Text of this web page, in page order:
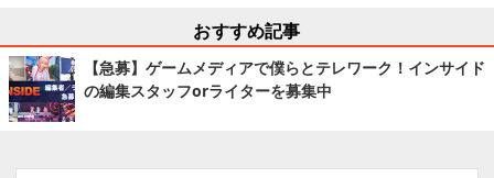
おすすめ記事
【急募】ゲームメディアで僕らとテレワーク！インサイド
の編集スタッフorライターを募集中